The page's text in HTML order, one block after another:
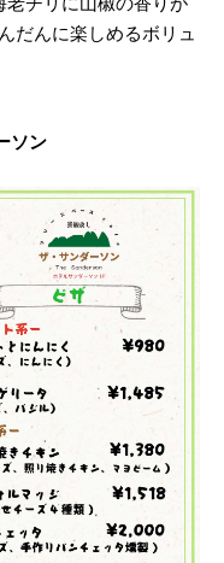
だんに楽しめるボリュ
ソン